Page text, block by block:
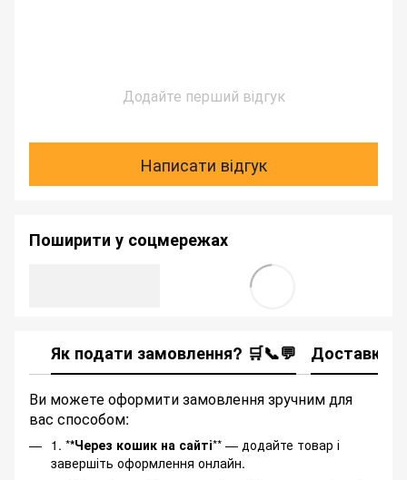
Додайте перший відгук
Написати відгук
Поширити у соцмережах
Як подати замовлення? 🛒📞💬 Доставка
Ви можете оформити замовлення зручним для
вас способом:
1. **Через кошик на сайті** — додайте товар і
завершіть оформлення онлайн.